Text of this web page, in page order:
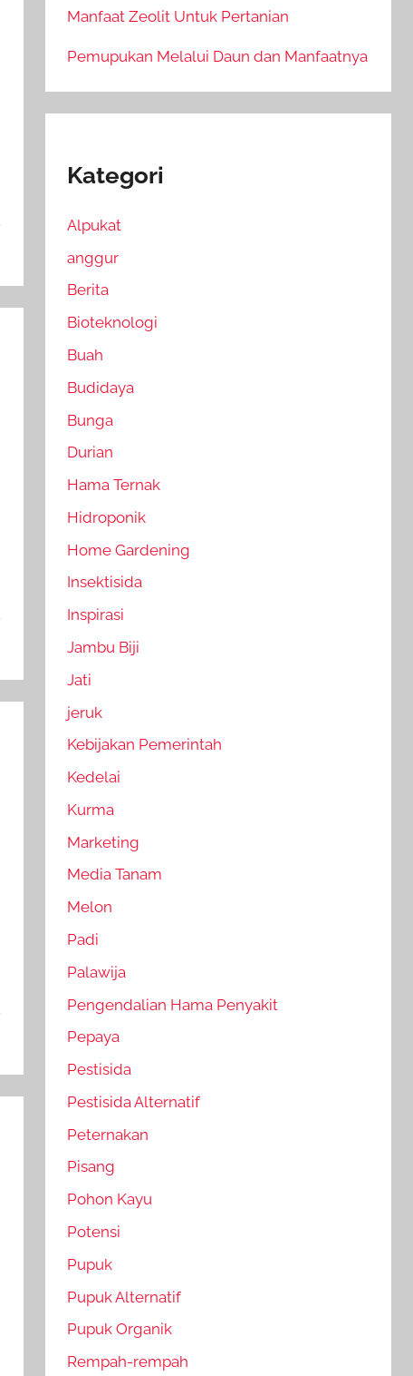
Manfaat Zeolit Untuk Pertanian
Pemupukan Melalui Daun dan Manfaatnya
Kategori
Alpukat
anggur
Berita
Bioteknologi
Buah
Budidaya
Bunga
Durian
Hama Ternak
Hidroponik
Home Gardening
Insektisida
Inspirasi
Jambu Biji
Jati
jeruk
Kebijakan Pemerintah
Kedelai
Kurma
Marketing
Media Tanam
Melon
Padi
Palawija
Pengendalian Hama Penyakit
Pepaya
Pestisida
Pestisida Alternatif
Peternakan
Pisang
Pohon Kayu
Potensi
Pupuk
Pupuk Alternatif
Pupuk Organik
Rempah-rempah